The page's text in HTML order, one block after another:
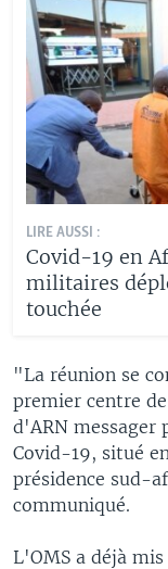
LIRE AUSSI :
Covid-19 en
militaires
touchée
"La réunion se
premier centre
d'ARN messager
Covid-19, situé
présidence sud-
communiqué.
L'OMS a déjà